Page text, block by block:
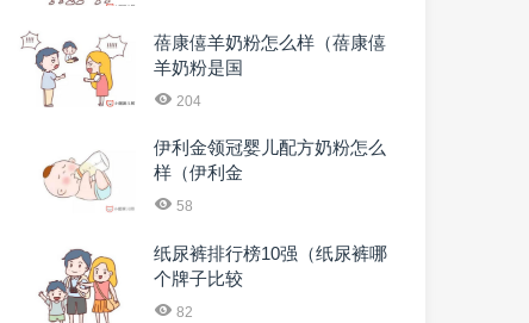
蓓康僖羊奶粉怎么样（蓓康僖
羊奶粉是国
204
伊利金领冠婴儿配方奶粉怎么
样（伊利金
58
纸尿裤排行榜10强（纸尿裤哪
个牌子比较
82